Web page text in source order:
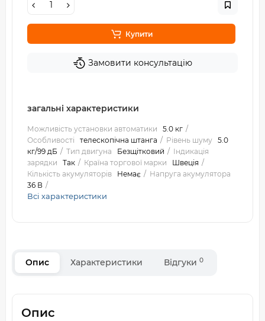
Купити
Замовити консультацію
загальні характеристики
Можливість установки автоматики
5.0 кг
Особливості
телескопічна штанга Рівень шуму 5.0
кг/99 дБ
Тип двигуна Безщітковий
Індикація
зарядки
Так Країна торгової марки
Швеція
Кількість акумуляторів
Немає
Напруга акумулятора
36 В
Всі характеристики
Опис Характеристики Відгуки 0
Опис